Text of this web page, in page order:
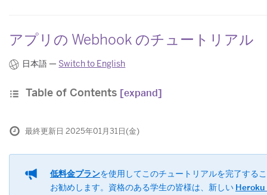
アプリの Webhook のチュートリアル
日本語 — Switch to English
Table of Contents [expand]
最終更新日 2025年01月31日(金)
低料金プランを使用してこのチュートリアルを完了する
お勧めします。資格のある学生の皆様は、新しい